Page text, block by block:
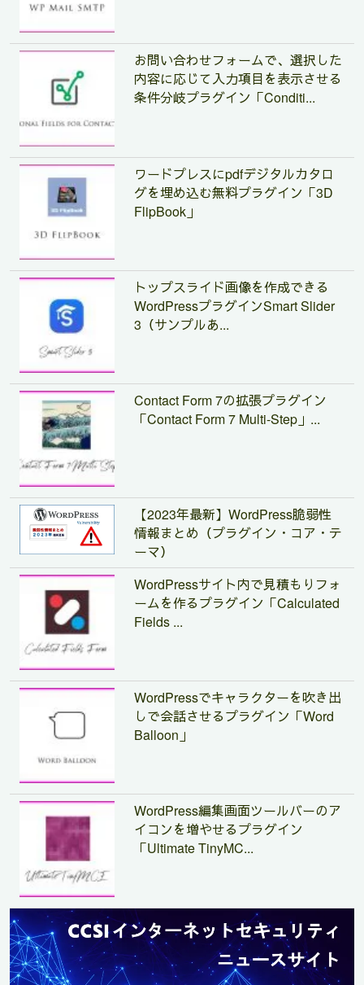
お問い合わせフォームで、選択した
内容に応じて入力項目を表示させる
条件分岐プラグイン「Conditi...
ワードプレスにpdfデジタルカタロ
グを埋め込む無料プラグイン「3D
FlipBook」
トップスライド画像を作成できる
WordPressプラグインSmart Slider
3（サンプルあ...
Contact Form 7の拡張プラグイン
「Contact Form 7 Multi-Step」...
【2023年最新】WordPress脆弱性
情報まとめ（プラグイン・コア・テ
ーマ）
WordPressサイト内で見積もりフォ
ームを作るプラグイン「Calculated
Fields ...
WordPressでキャラクターを吹き出
しで会話させるプラグイン「Word
Balloon」
WordPress編集画面ツールバーのア
イコンを増やせるプラグイン
「Ultimate TinyMC...